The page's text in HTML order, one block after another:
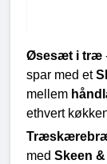
Øsesæt i træ
spar med et
mellem
ethvert
med Skeen